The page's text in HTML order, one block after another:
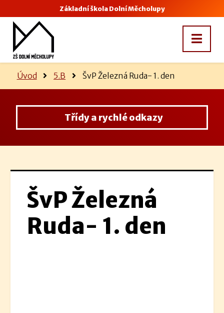
Základní škola Dolní Měcholupy
Úvod 5.B ŠvP Železná Ruda- 1. den
Třídy a rychlé odkazy
ŠvP Železná
Ruda- 1. den